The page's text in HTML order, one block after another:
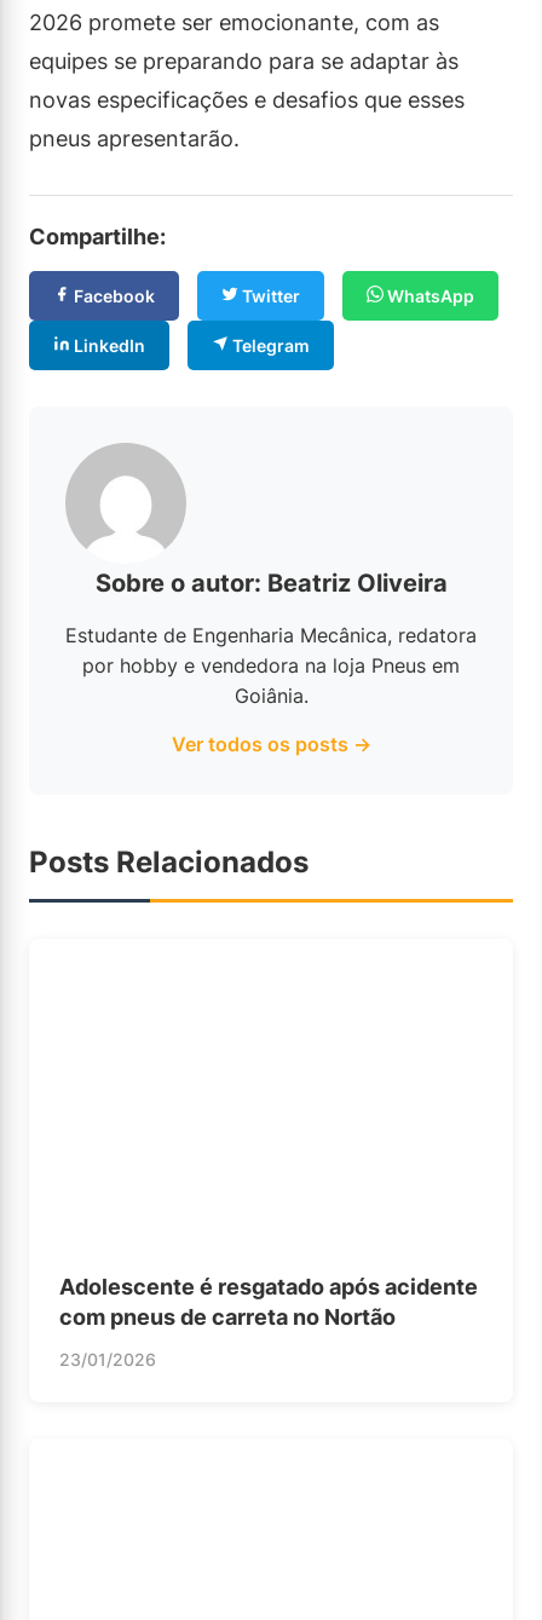
2026 promete ser emocionante, com as
equipes se preparando para se adaptar às
novas especificações e desafios que esses
pneus apresentarão.
Compartilhe:
Facebook Twitter WhatsApp
LinkedIn Telegram
Sobre o autor: Beatriz Oliveira
Estudante de Engenharia Mecânica, redatora
por hobby e vendedora na loja Pneus em
Goiânia.
Ver todos os posts →
Posts Relacionados
Adolescente é resgatado após acidente
com pneus de carreta no Nortão
23/01/2026